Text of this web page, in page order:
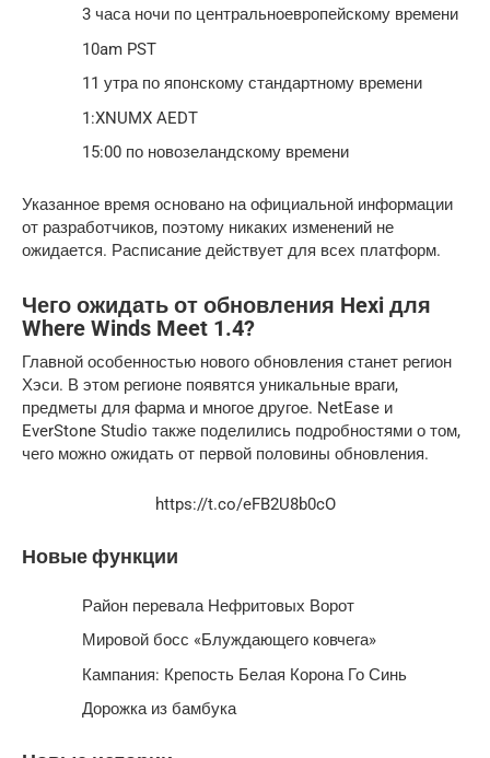
3 часа ночи по центральноевропейскому времени
10am PST
11 утра по японскому стандартному времени
1:XNUMX AEDT
15:00 по новозеландскому времени
Указанное время основано на официальной информации
от разработчиков, поэтому никаких изменений не
ожидается. Расписание действует для всех платформ.
Чего ожидать от обновления Hexi для
Where Winds Meet 1.4?
Главной особенностью нового обновления станет регион
Хэси. В этом регионе появятся уникальные враги,
предметы для фарма и многое другое. NetEase и
EverStone Studio также поделились подробностями о том,
чего можно ожидать от первой половины обновления.
https://t.co/eFB2U8b0cO
Новые функции
Район перевала Нефритовых Ворот
Мировой босс «Блуждающего ковчега»
Кампания: Крепость Белая Корона Го Синь
Дорожка из бамбука